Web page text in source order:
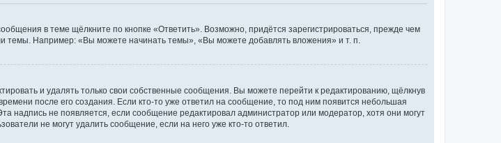
в теме щёлкните по кнопке «Ответить». Возможно, придётся зарегистрироваться, прежде чем
темы. Например: «Вы можете начинать темы», «Вы можете добавлять вложения» и т. п.
и удалять только свои собственные сообщения. Вы можете перейти к редактированию, щёлкнув
после его создания. Если кто-то уже ответил на сообщение, то под ним появится небольшая
надпись не появляется, если сообщение редактировал администратор или модератор, хотя они могут
не могут удалить сообщение, если на него уже кто-то ответил.